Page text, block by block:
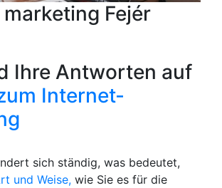
Fejér
Ihre Antworten auf
Internet-
sich ständig, was bedeutet,
und Weise, wie Sie es für die